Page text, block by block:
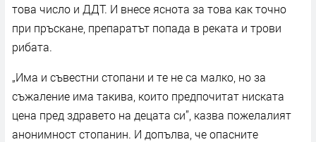
това число и ДДТ. И внесе яснота за това как точно
при пръскане, препаратът попада в реката и трови
рибата.
„Има и съвестни стопани и те не са малко, но за
съжаление има такива, които предпочитат ниската
цена пред здравето на децата си”, казва пожелалият
анонимност стопанин. И допълва, че опасните